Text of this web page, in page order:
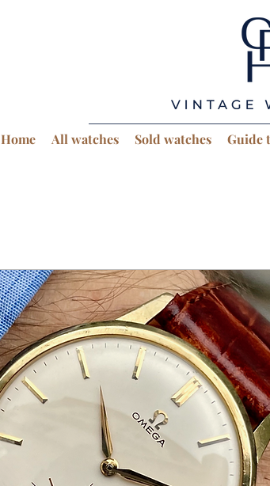
Home All watches Sold watches Guide